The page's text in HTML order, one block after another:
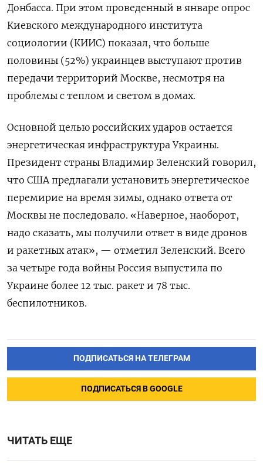
Донбасса. При этом проведенный в январе опрос
Киевского международного института
социологии (КИИС) показал, что больше
половины (52%) украинцев выступают против
передачи территорий Москве, несмотря на
проблемы с теплом и светом в домах.
Основной целью российских ударов остается
энергетическая инфраструктура Украины.
Президент страны Владимир Зеленский говорил,
что США предлагали установить энергетическое
перемирие на время зимы, однако ответа от
Москвы не последовало. «Наверное, наоборот,
надо сказать, мы получили ответ в виде дронов
и ракетных атак», — отметил Зеленский. Всего
за четыре года войны Россия выпустила по
Украине более 12 тыс. ракет и 78 тыс.
беспилотников.
ПОДПИСАТЬСЯ НА ТЕЛЕГРАМ
ПОДПИСАТЬСЯ В GOOGLE
ЧИТАТЬ ЕЩЕ